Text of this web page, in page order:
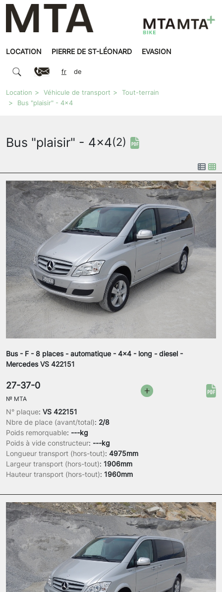
LOCATION PIERRE DE ST-LÉONARD EVASION
fr de
Location Véhicule de transport
Tout-terrain
Bus "plaisir" - 4x4
Bus "plaisir" - 4x4(2)
Bus - F - 8 places - automatique - 4x4 - long - diesel -
Mercedes VS 422151
N° plaque: VS 422151
Nbre de place (avant/total): 2/8
Poids remorquable: ---kg
Poids à vide constructeur: ---kg
Longueur transport (hors-tout): 4975mm
Largeur transport (hors-tout): 1906mm
Hauteur transport (hors-tout): 1960mm
27-37-0
№ MTA